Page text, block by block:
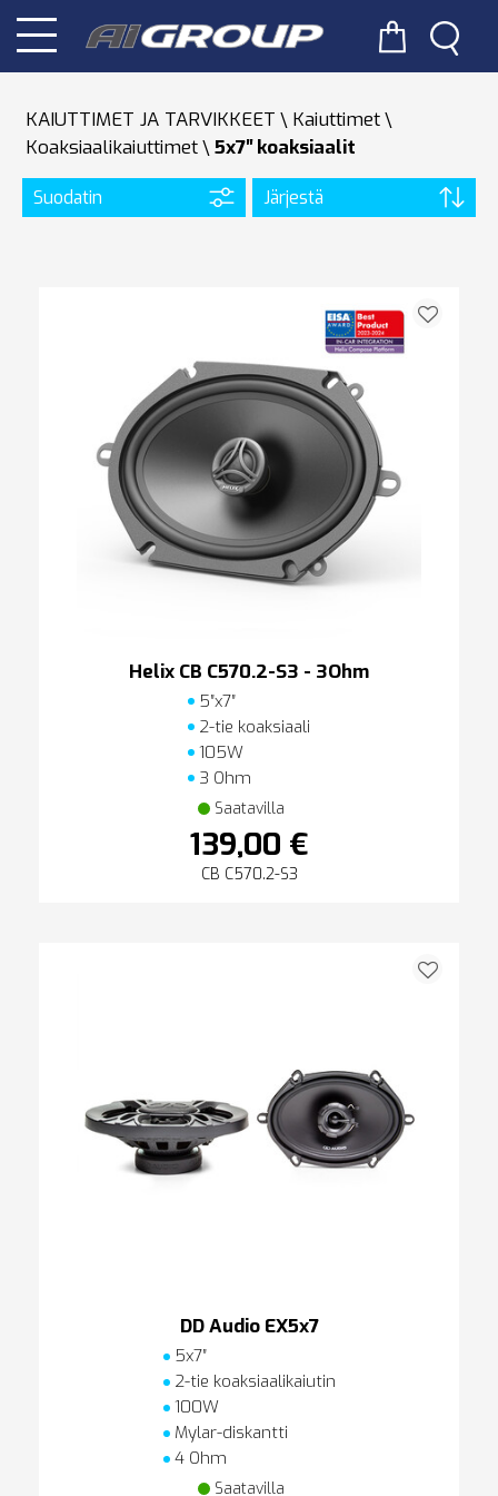
KAIUTTIMET JA TARVIKKEET
Kaiuttimet
Koaksiaalikaiuttimet
5x7′′ koaksiaalit
Suodatin Järjestä
Helix CB C570.2-S3 - 3Ohm
5″x7″
2-tie koaksiaali
105W
3 Ohm
Saatavilla
139,00 €
CB C570.2-S3
DD Audio EX5x7
5x7″
2-tie koaksiaalikaiutin
100W
Mylar-diskantti
4 Ohm
Saatavilla